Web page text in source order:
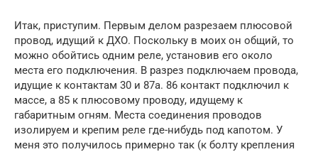
Итак, приступим. Первым делом разрезаем плюсовой
провод, идущий к ДХО. Поскольку в моих он общий, то
можно обойтись одним реле, установив его около
места его подключения. В разрез подключаем провода,
идущие к контактам 30 и 87а. 86 контакт подключил к
массе, а 85 к плюсовому проводу, идущему к
габаритным огням. Места соединения проводов
изолируем и крепим реле где-нибудь под капотом. У
меня это получилось примерно так (к болту крепления